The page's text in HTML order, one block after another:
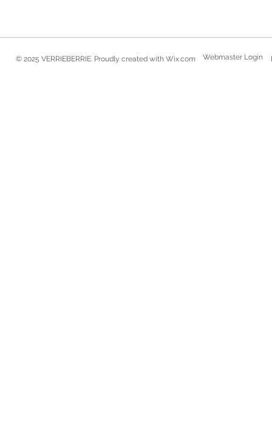
© 2025 VERRIEBERRIE. Proudly created with Wix.com Webmaster Login